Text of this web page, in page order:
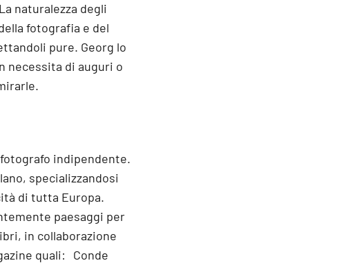
naturalezza degli
fotografia e del
pure. Georg lo
necessita di auguri o
fotografo indipendente.
specializzandosi
di tutta Europa.
paesaggi per
in collaborazione
quali: Conde